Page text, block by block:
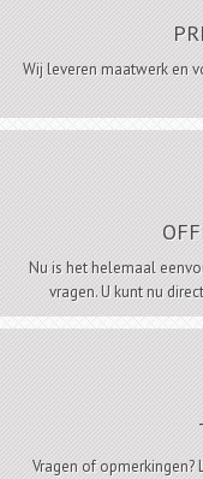
Wij leveren maatwerk en
Nu is het helemaal
vragen. U kunt nu
Vragen of